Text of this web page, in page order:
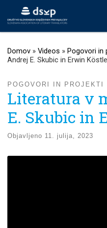
Prikaži vso vsebino
Domov » Videos » Pogovori in
Andrej E. Skubic in Erwin
POGOVORI IN PROJEKTI
Literatura v
E. Skubic in
Objavljeno 11. julija, 2023